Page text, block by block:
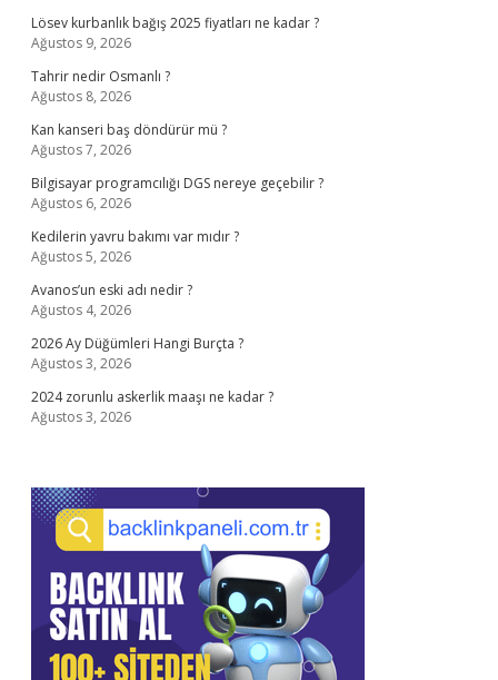
Lösev kurbanlık bağış 2025 fiyatları ne kadar ?
Ağustos 9, 2026
Tahrir nedir Osmanlı ?
Ağustos 8, 2026
Kan kanseri baş döndürür mü ?
Ağustos 7, 2026
Bilgisayar programcılığı DGS nereye geçebilir ?
Ağustos 6, 2026
Kedilerin yavru bakımı var mıdır ?
Ağustos 5, 2026
Avanos’un eski adı nedir ?
Ağustos 4, 2026
2026 Ay Düğümleri Hangi Burçta ?
Ağustos 3, 2026
2024 zorunlu askerlik maaşı ne kadar ?
Ağustos 3, 2026